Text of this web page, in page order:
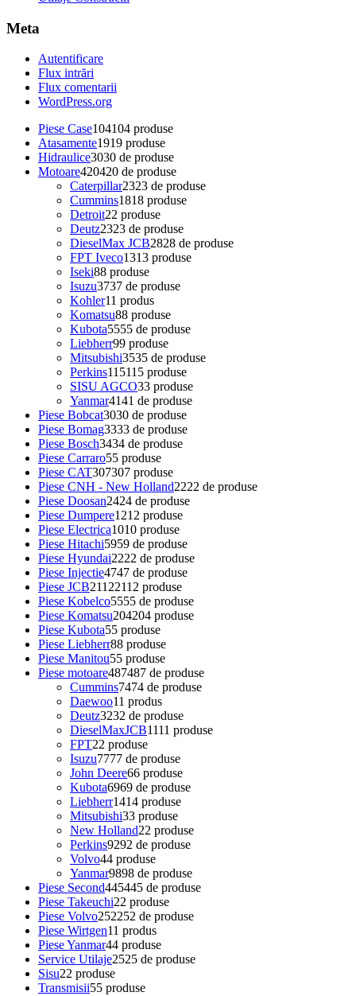
Meta
Autentificare
Flux intrări
Flux comentarii
WordPress.org
Piese Case104104 produse
Atasamente1919 produse
Hidraulice3030 de produse
Motoare420420 de produse
Caterpillar2323 de produse
Cummins1818 produse
Detroit22 produse
Deutz2323 de produse
DieselMax JCB2828 de produse
FPT Iveco1313 produse
Iseki88 produse
Isuzu3737 de produse
Kohler11 produs
Komatsu88 produse
Kubota5555 de produse
Liebherr99 produse
Mitsubishi3535 de produse
Perkins115115 produse
SISU AGCO33 produse
Yanmar4141 de produse
Piese Bobcat3030 de produse
Piese Bomag3333 de produse
Piese Bosch3434 de produse
Piese Carraro55 produse
Piese CAT307307 produse
Piese CNH - New Holland2222 de produse
Piese Doosan2424 de produse
Piese Dumpere1212 produse
Piese Electrica1010 produse
Piese Hitachi5959 de produse
Piese Hyundai2222 de produse
Piese Injectie4747 de produse
Piese JCB21122112 produse
Piese Kobelco5555 de produse
Piese Komatsu204204 produse
Piese Kubota55 produse
Piese Liebherr88 produse
Piese Manitou55 produse
Piese motoare487487 de produse
Cummins7474 de produse
Daewoo11 produs
Deutz3232 de produse
DieselMaxJCB1111 produse
FPT22 produse
Isuzu7777 de produse
John Deere66 produse
Kubota6969 de produse
Liebherr1414 produse
Mitsubishi33 produse
New Holland22 produse
Perkins9292 de produse
Volvo44 produse
Yanmar9898 de produse
Piese Second445445 de produse
Piese Takeuchi22 produse
Piese Volvo252252 de produse
Piese Wirtgen11 produs
Piese Yanmar44 produse
Service Utilaje2525 de produse
Sisu22 produse
Transmisii55 produse